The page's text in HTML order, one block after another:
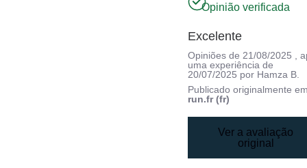
Opinião verificada
Excelente
Opiniões de 21/08/2025
,
uma experiência de
20/07/2025 por Hamza B.
Publicado originalmente
run.fr (fr)
Ver a avaliação
original